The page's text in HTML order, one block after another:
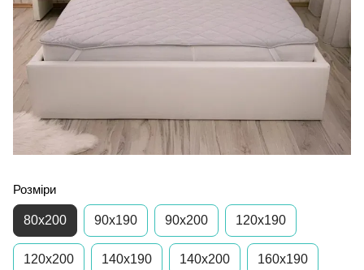
Розміри
80x200 90x190 90x200 120x190
120х200 140x190 140x200 160х190